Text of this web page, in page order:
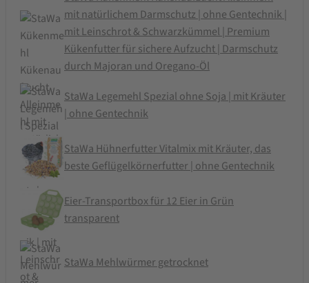
mit natürlichem Darmschutz | ohne Gentechnik |
mit Leinschrot & Schwarzkümmel | Premium
Kükenfutter für sichere Aufzucht | Darmschutz
durch Majoran und Oregano-Öl
StaWa Legemehl Spezial ohne Soja | mit Kräuter
| ohne Gentechnik
StaWa Hühnerfutter Vitalmix mit Kräuter, das
beste Geflügelkörnerfutter | ohne Gentechnik
Eier-Transportbox für 12 Eier in Grün
transparent
StaWa Mehlwürmer getrocknet